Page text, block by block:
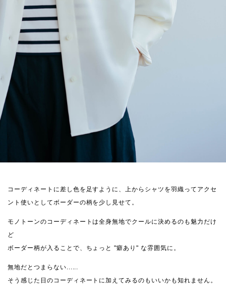
コーディネートに差し色を足すように、上からシャツを羽織ってアクセ
ント使いとしてボーダーの柄を少し見せて。
モノトーンのコーディネートは全身無地でクールに決めるのも魅力だけ
ど
ボーダー柄が入ることで、ちょっと "癖あり" な雰囲気に。
無地だとつまらない......
そう感じた日のコーディネートに加えてみるのもいいかも知れません。